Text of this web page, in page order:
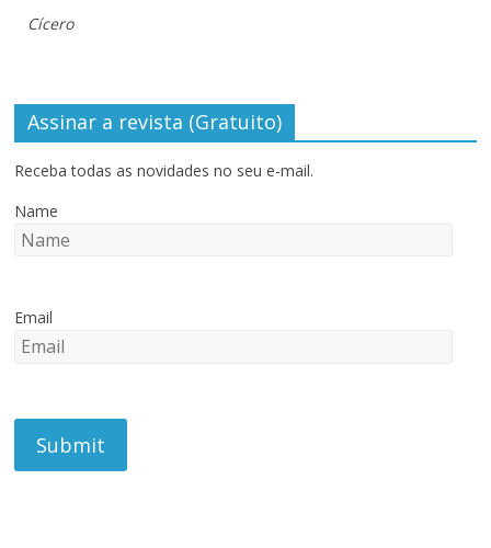
Cícero
Assinar a revista (Gratuito)
Receba todas as novidades no seu e-mail.
Name
Email